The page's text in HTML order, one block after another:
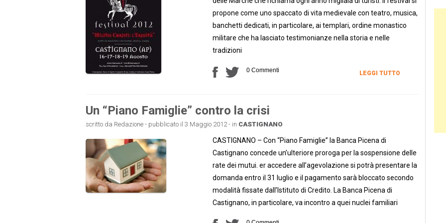
propone come uno spaccato di vita medievale con teatro, musica,
banchetti dedicati, in particolare, ai templari, ordine monastico
militare che ha lasciato testimonianze nella storia e nelle
tradizioni
0 Commenti LEGGI TUTTO
Un “Piano Famiglie” contro la crisi
scritto da Redazione - pubblicato il 3 Maggio 2012 - in CASTIGNANO
CASTIGNANO – Con “Piano Famiglie” la Banca Picena di
Castignano concede un’ulteriore proroga per la sospensione delle
rate dei mutui. er accedere all’agevolazione si potrà presentare la
domanda entro il 31 luglio e il pagamento sarà bloccato secondo
modalità fissate dall’Istituto di Credito. La Banca Picena di
Castignano, in particolare, va incontro a quei nuclei familiari